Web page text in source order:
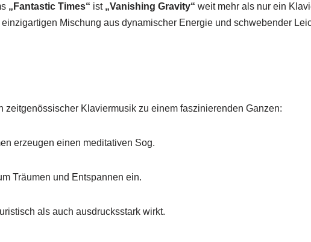
„Fantastic Times“ ist „Vanishing Gravity“ weit mehr als nur ein
Mischung aus dynamischer Energie und schwebender
Klaviermusik zu einem faszinierenden Ganzen:
erzeugen einen meditativen Sog.
Träumen und Entspannen ein.
als auch ausdrucksstark wirkt.